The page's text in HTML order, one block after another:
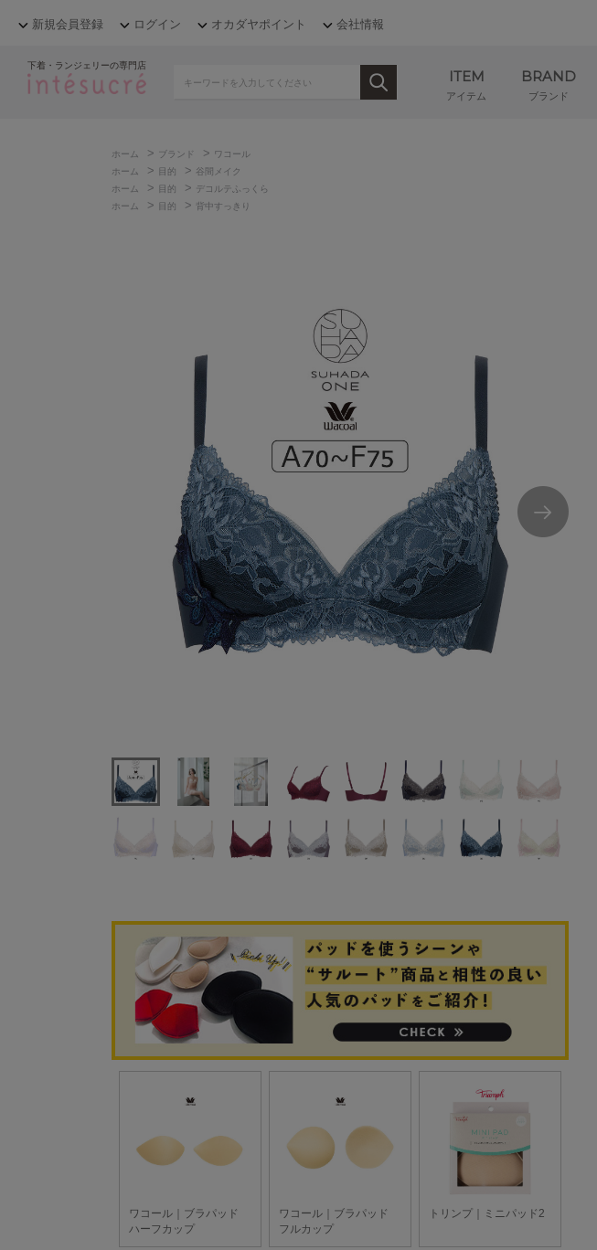
新規会員登録 ログイン オカダヤポイント 会社情報
下着・ランジェリーの専門店
ITEM
アイテム
BRAND
ブランド
ホーム > ブランド > ワコール
ホーム
> 目的 > 谷間メイク
ホーム
> 目的 >
デコルテふっくら
ホーム
> 目的 > 背中すっきり